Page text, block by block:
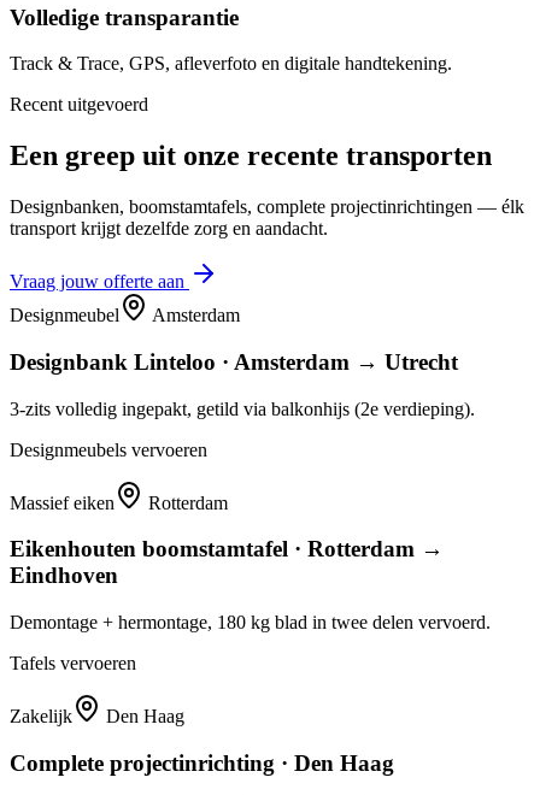
Volledige transparantie
Track & Trace, GPS, afleverfoto en digitale handtekening.
Recent uitgevoerd
Een greep uit onze recente transporten
Designbanken, boomstamtafels, complete projectinrichtingen — élk
transport krijgt dezelfde zorg en aandacht.
Vraag jouw offerte aan
Designmeubel
Amsterdam
Designbank Linteloo · Amsterdam → Utrecht
3-zits volledig ingepakt, getild via balkonhijs (2e verdieping).
Designmeubels vervoeren
Massief eiken Rotterdam
Eikenhouten boomstamtafel · Rotterdam →
Eindhoven
Demontage + hermontage, 180 kg blad in twee delen vervoerd.
Tafels vervoeren
Zakelijk Den Haag
Complete projectinrichting · Den Haag